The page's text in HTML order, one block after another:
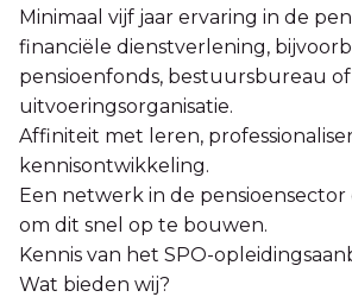
Minimaal vijf jaar ervaring in de
financiële dienstverlening,
pensioenfonds, bestuursbureau of
uitvoeringsorganisatie.
Affiniteit met leren,
kennisontwikkeling.
Een netwerk in de
om dit snel op te bouwen.
Kennis van het SPO-
Wat bieden wij?​​​​​​​